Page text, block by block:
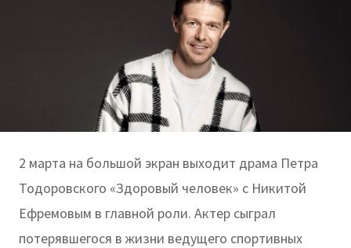
2 марта на большой экран выходит драма Петра
Тодоровского «Здоровый человек» с Никитой
Ефремовым в главной роли. Актер сыграл
потерявшегося в жизни ведущего спортивных